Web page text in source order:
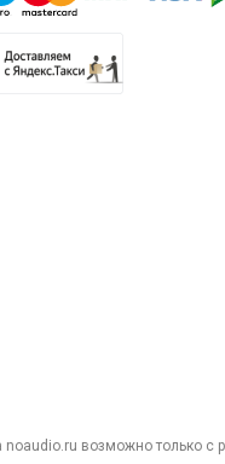
возможно только с